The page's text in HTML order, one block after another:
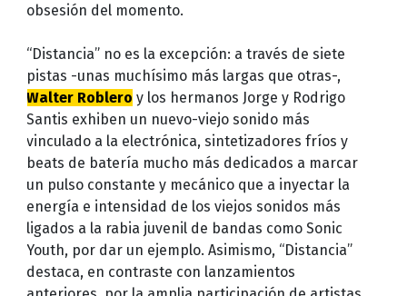
obsesión del momento.
“Distancia” no es la excepción: a través de siete
pistas -unas muchísimo más largas que otras-,
Walter Roblero y los hermanos Jorge y Rodrigo
Santis exhiben un nuevo-viejo sonido más
vinculado a la electrónica, sintetizadores fríos y
beats de batería mucho más dedicados a marcar
un pulso constante y mecánico que a inyectar la
energía e intensidad de los viejos sonidos más
ligados a la rabia juvenil de bandas como Sonic
Youth, por dar un ejemplo. Asimismo, “Distancia”
destaca, en contraste con lanzamientos